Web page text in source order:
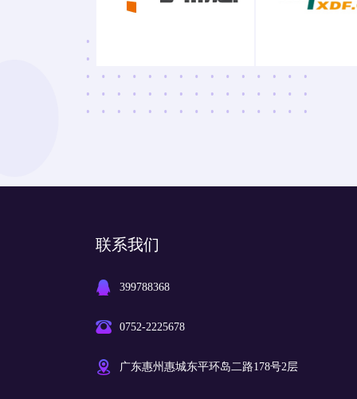
联系我们
399788368
0752-2225678
广东惠州惠城东平环岛二路178号2层